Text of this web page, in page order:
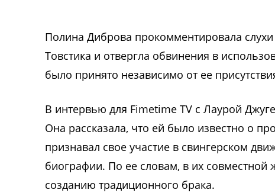
Полина Диброва прокомментировала
Товстика и отвергла обвинения в
было принято независимо от ее
В интервью для Fimetime TV с Лаурой
Она рассказала, что ей было известно о
признавал свое участие в свингерском
биографии. По ее словам, в их совместной
созданию традиционного брака.